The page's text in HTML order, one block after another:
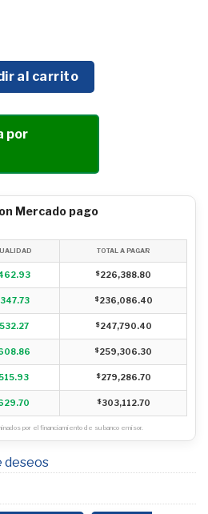
DOBLE VECKER MOTOR DIESEL
al carrito
por
Mercado pago
TOTAL A PAGAR
$226,388.80
$236,086.40
$247,790.40
$259,306.30
$279,286.70
$303,112.70
por el financiamiento de su banco emisor.
deseos